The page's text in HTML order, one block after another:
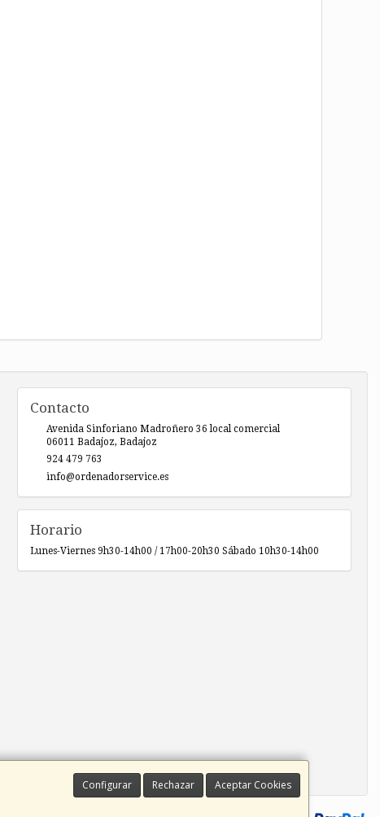
Configurar Rechazar Aceptar Cookies
Contacto
Avenida Sinforiano Madroñero 36 local comercial
06011 Badajoz, Badajoz
924 479 763
info@ordenadorservice.es
Horario
Lunes-Viernes 9h30-14h00 / 17h00-20h30 Sábado 10h30-14h00